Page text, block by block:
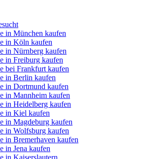
in München kaufen
in Köln kaufen
in Nürnberg kaufen
in Freiburg kaufen
bei Frankfurt kaufen
in Berlin kaufen
in Dortmund kaufen
in Mannheim kaufen
in Heidelberg kaufen
in Kiel kaufen
in Magdeburg kaufen
in Wolfsburg kaufen
in Bremerhaven kaufen
in Jena kaufen
in Kaiserslautern